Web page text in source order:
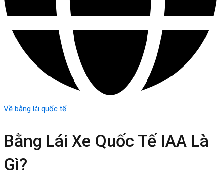
Về bằng lái quốc tế
Bằng Lái Xe Quốc Tế IAA Là
Gì?